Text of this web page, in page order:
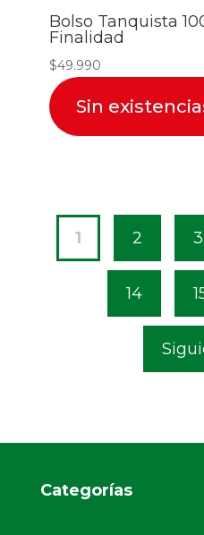
Bolso Tanquista
Finalidad
$49.990
Sin
1 2 3
14
Categorías